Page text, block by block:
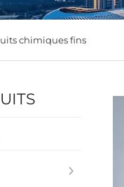
chimiques fins